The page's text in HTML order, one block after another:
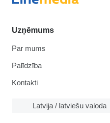
Uzņēmums
Par mums
Palīdzība
Kontakti
Latvija / latviešu valoda